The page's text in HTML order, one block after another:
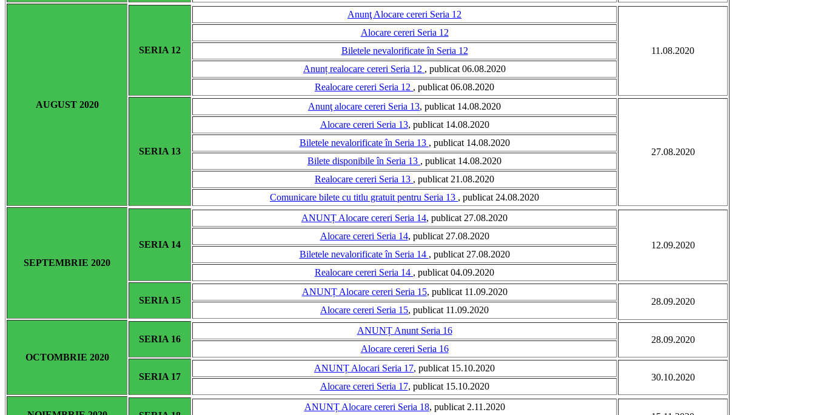
AUGUST 2020
SERIA 12
Anunţ Alocare cereri Seria 12
11.08.2020
Alocare cereri Seria 12
Biletele nevalorificate în Seria 12
Anunț realocare cereri Seria 12 , publicat 06.08.2020
Realocare cereri Seria 12 , publicat 06.08.2020
SERIA 13
Anunţ alocare cereri Seria 13, publicat 14.08.2020
27.08.2020
Alocare cereri Seria 13, publicat 14.08.2020
Biletele nevalorificate în Seria 13 , publicat 14.08.2020
Bilete disponibile în Seria 13 , publicat 14.08.2020
Realocare cereri Seria 13 , publicat 21.08.2020
Comunicare bilete cu titlu gratuit pentru Seria 13 , publicat 24.08.2020
SEPTEMBRIE 2020
SERIA 14
ANUNȚ Alocare cereri Seria 14, publicat 27.08.2020
12.09.2020
Alocare cereri Seria 14, publicat 27.08.2020
Biletele nevalorificate în Seria 14 , publicat 27.08.2020
Realocare cereri Seria 14 , publicat 04.09.2020
SERIA 15
ANUNȚ Alocare cereri Seria 15, publicat 11.09.2020
28.09.2020
Alocare cereri Seria 15, publicat 11.09.2020
OCTOMBRIE 2020
SERIA 16
ANUNȚ Anunt Seria 16
28.09.2020
Alocare cereri Seria 16
SERIA 17
ANUNȚ Alocari Seria 17, publicat 15.10.2020
30.10.2020
Alocare cereri Seria 17, publicat 15.10.2020
ANUNȚ Alocare cereri Seria 18, publicat 2.11.2020